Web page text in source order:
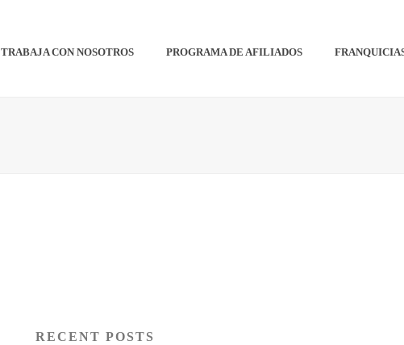
TRABAJA CON NOSOTROS PROGRAMA DE AFILIADOS
RECENT POSTS